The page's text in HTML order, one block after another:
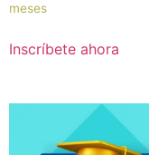
meses
Inscríbete ahora